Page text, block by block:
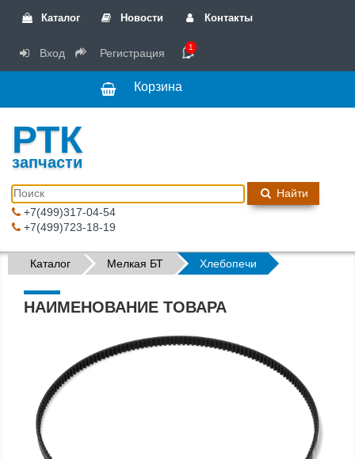
Каталог Новости Контакты
Вход Регистрация 1
Корзина
РТК
запчасти
Найти
+7(499)317-04-54
+7(499)723-18-19
Каталог Мелкая БТ Хлебопечи
НАИМЕНОВАНИЕ ТОВАРА